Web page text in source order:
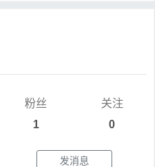
粉丝
1
关注
0
发消息